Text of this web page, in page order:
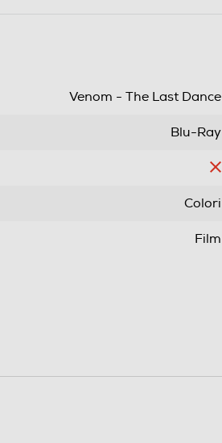
Venom - The Last Dance
Blu-Ray
Colori
Film
Area 2 (Europa/Giappone)